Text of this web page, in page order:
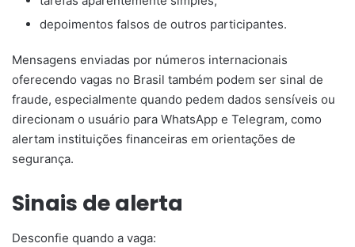
depoimentos falsos de outros participantes.
Mensagens enviadas por números internacionais
oferecendo vagas no Brasil também podem ser sinal de
fraude, especialmente quando pedem dados sensíveis ou
direcionam o usuário para WhatsApp e Telegram, como
alertam instituições financeiras em orientações de
segurança.
Sinais de alerta
Desconfie quando a vaga: